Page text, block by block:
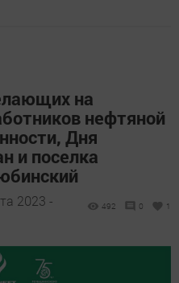
на
нефтяной
Дня
и поселка
2023 -
492 0 1